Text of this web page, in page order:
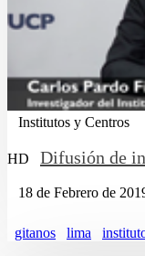
Institutos y Centros
HD Difusión de
18 de Febrero de
gitanos lima